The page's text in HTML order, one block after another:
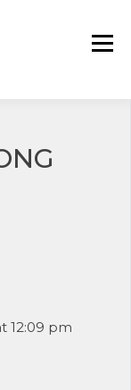
cho ngành ngân
– chứng khoán và
12:09 pm